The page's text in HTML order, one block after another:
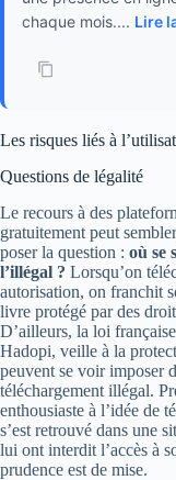
chaque mois.... Lire
Les risques liés à
Questions de légalité
Le recours à des
gratuitement peut
poser la question : où se
l’illégal ? Lorsqu’on
autorisation, on franchit
livre protégé par des
D’ailleurs, la loi
Hadopi, veille à la
peuvent se voir imposer
téléchargement illégal.
enthousiaste à l’idée de
s’est retrouvé dans une
lui ont interdit l’accès à
prudence est de mise.